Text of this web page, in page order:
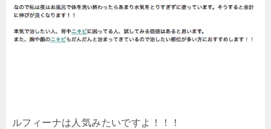
ルフィーナは人気みたいですよ！！！